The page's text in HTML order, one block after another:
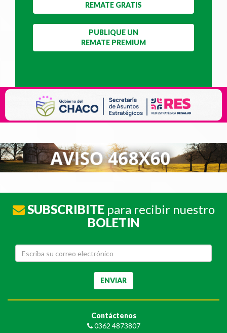
REMATE GRATIS
PUBLIQUE UN
REMATE PREMIUM
SUBSCRIBITEpara recibir nuestro
BOLETIN
Contáctenos
0362 4873807